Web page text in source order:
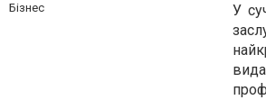
Бізнес
У